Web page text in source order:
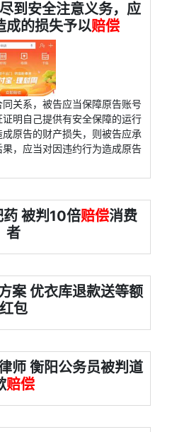
到安全注意义务，应
成的损失予以赔偿
关系，被告应当保障原告账号
明自己提供有安全保障的运行
原告的财产损失，则被告应承
，应当对因违约行为造成原告
被判10倍赔偿消费
者
案 优衣库退款送等额
红包
师 衡阳公务员被判道
赔偿